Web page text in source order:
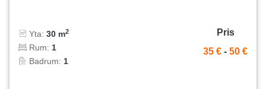
Yta: 30 m2
Rum: 1
Badrum: 1
Pris
35 € - 50 €